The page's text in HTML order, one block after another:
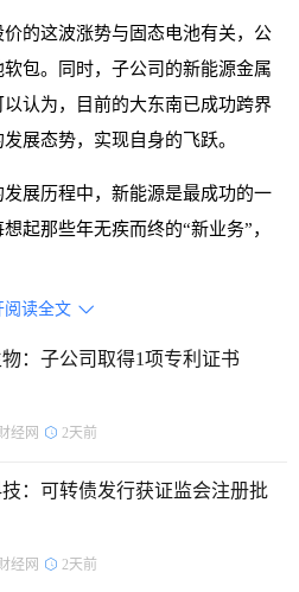
的这波涨势与固态电池有关，公
包。同时，子公司的新能源金属
认为，目前的大东南已成功跨界
展态势，实现自身的飞跃。
展历程中，新能源是最成功的一
起那些年无疾而终的“新业务”，
阅读全文 
：子公司取得1项专利证书
经网 2天前
：可转债发行获证监会注册批
经网 2天前